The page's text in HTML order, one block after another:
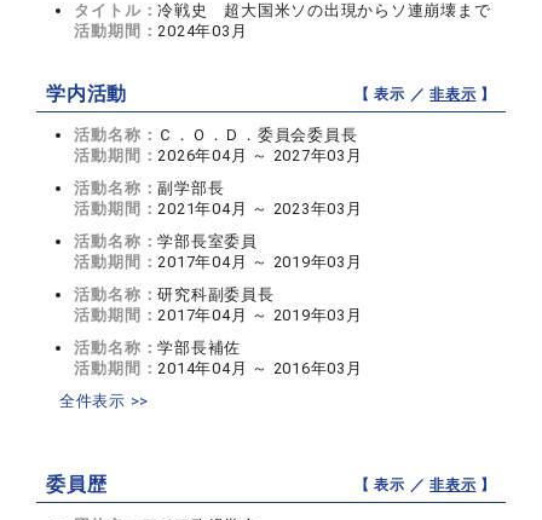
タイトル：冷戦史 超大国米ソの出現からソ連崩壊まで
活動期間：2024年03月
学内活動 【 表示 ／非表示 】
活動名称： Ｃ．Ｏ．Ｄ．委員会委員長
活動期間：2026年04月 ～ 2027年03月
活動名称：副学部長
活動期間：2021年04月 ～ 2023年03月
活動名称：学部長室委員
活動期間：2017年04月 ～ 2019年03月
活動名称：研究科副委員長
活動期間：2017年04月 ～ 2019年03月
活動名称：学部長補佐
活動期間：2014年04月 ～ 2016年03月
全件表示 >>
委員歴 【 表示 ／非表示 】